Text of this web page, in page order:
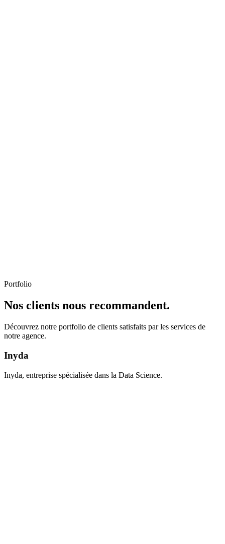
Portfolio
Nos clients nous recommandent.
Découvrez notre portfolio de clients satisfaits par les services de
notre agence.
Inyda
Inyda, entreprise spécialisée dans la Data Science.